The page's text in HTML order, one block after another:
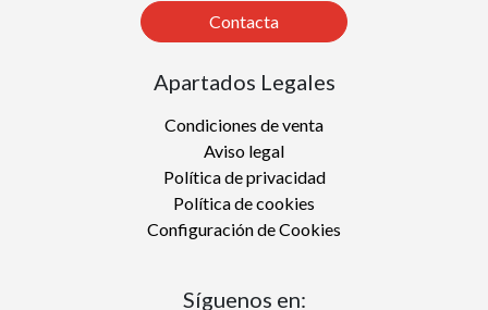
Contacta
Apartados Legales
Condiciones de venta
Aviso legal
Política de privacidad
Política de cookies
Configuración de Cookies
Síguenos en: